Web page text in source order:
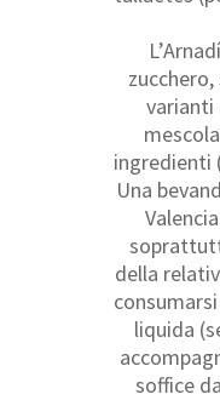
varianti
ingredienti
Una
della
liquida
soffice